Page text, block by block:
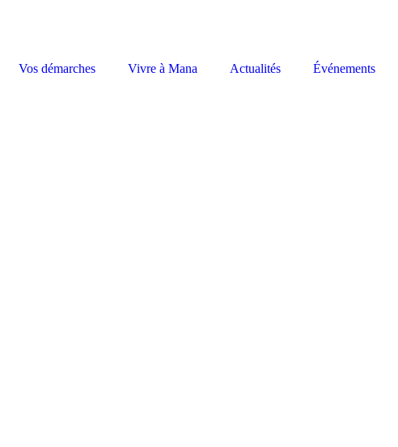
Vos démarches Vivre à Mana Actualités Événements